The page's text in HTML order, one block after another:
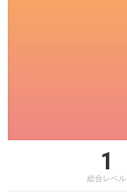
1
総合レベル